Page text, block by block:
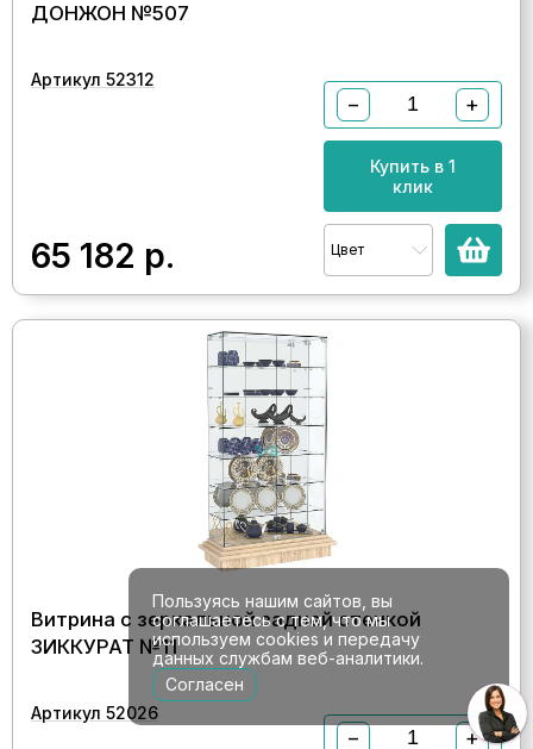
ДОНЖОН №507
Артикул 52312
65 182 р.
− +
Купить в 1
клик
Цвет
Витрина с зеркальной задней стенкой
ЗИККУРАТ №11
Артикул 52026
− +
Пользуясь нашим сайтов, вы
соглашаетесь с тем, что мы
используем cookies и передачу
данных службам веб-аналитики.
Согласен